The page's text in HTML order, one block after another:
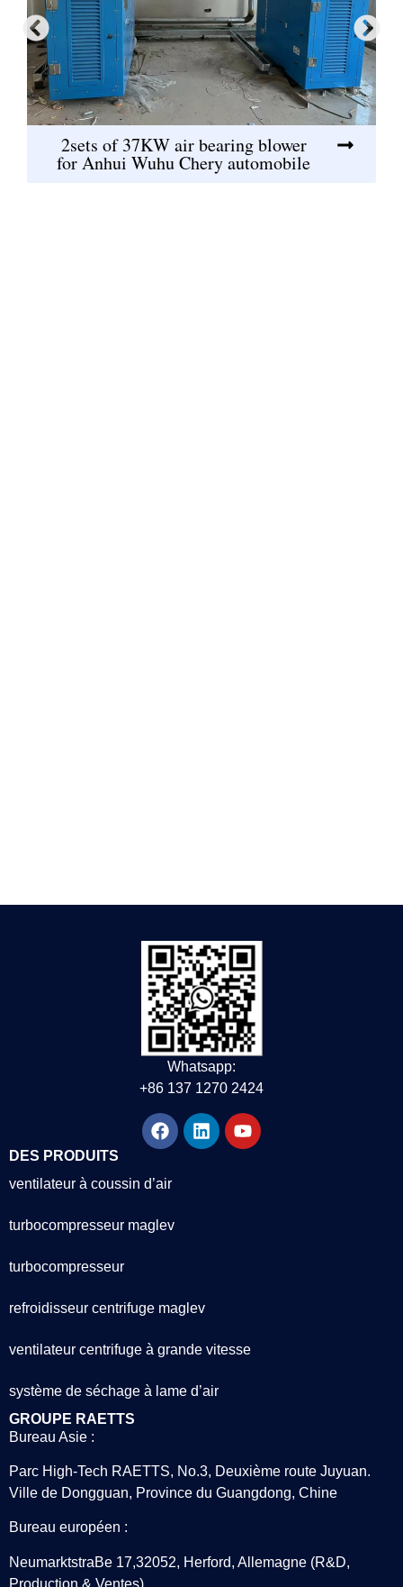
2sets of 37KW air bearing blower
for Anhui Wuhu Chery automobile
Whatsapp:
+86 137 1270 2424
DES PRODUITS
ventilateur à coussin d’air
turbocompresseur maglev
turbocompresseur
refroidisseur centrifuge maglev
ventilateur centrifuge à grande vitesse
système de séchage à lame d’air
GROUPE RAETTS
Bureau Asie :
Parc High-Tech RAETTS, No.3, Deuxième route Juyuan.
Ville de Dongguan, Province du Guangdong, Chine
Bureau européen :
NeumarktstraBe 17,32052, Herford, Allemagne (R&D,
Production & Ventes)